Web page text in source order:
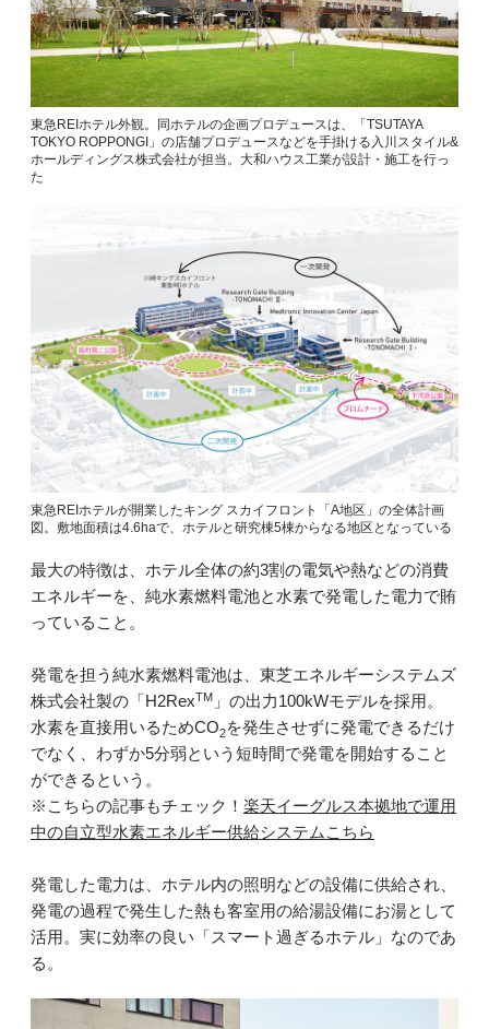
東急REIホテル外観。同ホテルの企画プロデュースは、「TSUTAYA
TOKYO ROPPONGI」の店舗プロデュースなどを手掛ける入川スタイル&
ホールディングス株式会社が担当。大和ハウス工業が設計・施工を行っ
た
東急REIホテルが開業したキング スカイフロント「A地区」の全体計画
図。敷地面積は4.6haで、ホテルと研究棟5棟からなる地区となっている
最大の特徴は、ホテル全体の約3割の電気や熱などの消費
エネルギーを、純水素燃料電池と水素で発電した電力で賄
っていること。
発電を担う純水素燃料電池は、東芝エネルギーシステムズ
株式会社製の「H2RexTM 」の出力100kWモデルを採用。
水素を直接用いるためCO2を発生させずに発電できるだけ
でなく、わずか5分弱という短時間で発電を開始すること
ができるという。
※こちらの記事もチェック！ 楽天イーグルス本拠地で運用
中の自立型水素エネルギー供給システムこちら
発電した電力は、ホテル内の照明などの設備に供給され、
発電の過程で発生した熱も客室用の給湯設備にお湯として
活用。実に効率の良い「スマート過ぎるホテル」なのであ
る。